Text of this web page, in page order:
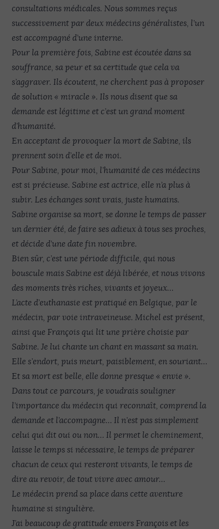
consultations médicales. Nous sommes reçus
successivement par deux médecins généralistes, l’un
est accompagné d’une interne.
Pour la première fois, Sabine est écoutée dans sa
souffrance, sa peur et sa certitude que cela va
s’aggraver. Ils écoutent, ne cherchent pas à proposer
de solution « miracle ». Ils nous disent que sa
demande est légitime et c’est un grand moment
d’humanité.
En acceptant de provoquer la mort de Sabine, ils
prennent soin d’elle et de moi.
Pour Sabine, pour moi, l’humanité de ces médecins
est si précieuse. Sabine est actrice, elle n’a plus à
subir. Les échanges sont vrais, juste humains.
Sabine organise sa mort, se donne le temps de passer
un dernier été, de faire ses adieux à tous ses proches,
et décide d’une date fin novembre.
Bien sûr, c’est une période difficile, qui nous
bouscule mais Sabine est déjà libérée, et nous vivons
des moments très riches, vivants et joyeux…
L’acte d’euthanasie est pratiqué en Belgique, par le
médecin, par voie intraveineuse. Michel est présent,
ainsi que François qui lit une prière choisie par
Sabine. Je lui chante un chant en massant sa main.
Elle s’endort, puis meurt, paisiblement, en souriant…
Et sa mort est belle, elle donne presque « envie ».
Dans tout ce parcours, je voudrais souligner
l’importance du médecin qui reconnaît, comprend la
demande et l’accompagne… Il n’est pas simplement
celui qui dit oui ou non… Il permet le cheminement,
laisse le temps si nécessaire, le temps de préparer
chacun de ceux qui resteront vivants, le temps de
dire au revoir, de tout vivre avec amour…
Le médecin prend sa place dans cette aventure
humaine si singulière.
J’ai beaucoup de gratitude envers François et les